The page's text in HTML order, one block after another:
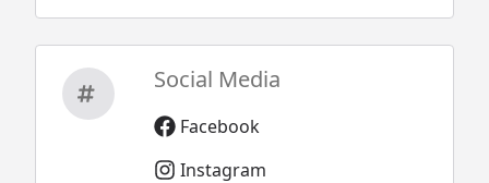
Social Media
Facebook
Instagram